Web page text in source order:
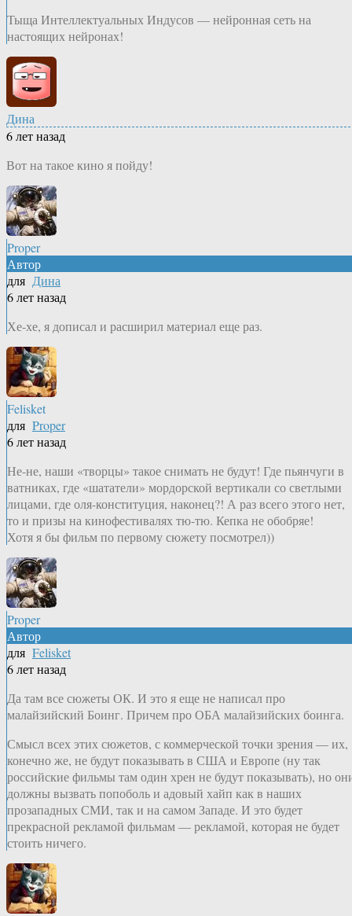
Тыща Интеллектуальных Индусов — нейронная сеть на
настоящих нейронах!
Дина
6 лет назад
Вот на такое кино я пойду!
Proper
Автор
для Дина
6 лет назад
Хе-хе, я дописал и расширил материал еще раз.
Felisket
для Proper
6 лет назад
Не-не, наши «творцы» такое снимать не будут! Где пьянчуги в
ватниках, где «шататели» мордорской вертикали со светлыми
лицами, где оля-конституция, наконец?! А раз всего этого нет,
то и призы на кинофестивалях тю-тю. Кепка не обобряе!
Хотя я бы фильм по первому сюжету посмотрел))
Proper
Автор
для Felisket
6 лет назад
Да там все сюжеты ОК. И это я еще не написал про
малайзийский Боинг. Причем про ОБА малайзийских боинга.
Смысл всех этих сюжетов, с коммерческой точки зрения — их,
конечно же, не будут показывать в США и Европе (ну так
российские фильмы там один хрен не будут показывать), но
должны вызвать попоболь и адовый хайп как в наших
прозападных СМИ, так и на самом Западе. И это будет
прекрасной рекламой фильмам — рекламой, которая не будет
стоить ничего.